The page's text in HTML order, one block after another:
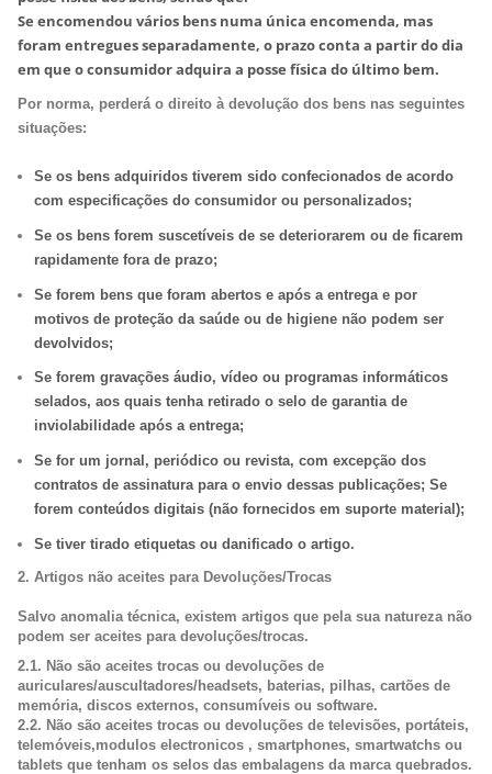
Se encomendou vários bens numa única encomenda, mas
foram entregues separadamente, o prazo conta a partir do dia
em que o consumidor adquira a posse física do último bem.
Por norma, perderá o direito à devolução dos bens nas seguintes
situações:
Se os bens adquiridos tiverem sido confecionados de acordo
com especificações do consumidor ou personalizados;
Se os bens forem suscetíveis de se deteriorarem ou de ficarem
rapidamente fora de prazo;
Se forem bens que foram abertos e após a entrega e por
motivos de proteção da saúde ou de higiene não podem ser
devolvidos;
Se forem gravações áudio, vídeo ou programas informáticos
selados, aos quais tenha retirado o selo de garantia de
inviolabilidade após a entrega;
Se for um jornal, periódico ou revista, com excepção dos
contratos de assinatura para o envio dessas publicações; Se
forem conteúdos digitais (não fornecidos em suporte material);
Se tiver tirado etiquetas ou danificado o artigo.
2. Artigos não aceites para Devoluções/Trocas
Salvo anomalia técnica, existem artigos que pela sua natureza não
podem ser aceites para devoluções/trocas.
2.1. Não são aceites trocas ou devoluções de
auriculares/auscultadores/headsets, baterias, pilhas, cartões de
memória, discos externos, consumíveis ou software.
2.2. Não são aceites trocas ou devoluções de televisões, portáteis,
telemóveis,modulos electronicos , smartphones, smartwatchs ou
tablets que tenham os selos das embalagens da marca quebrados.